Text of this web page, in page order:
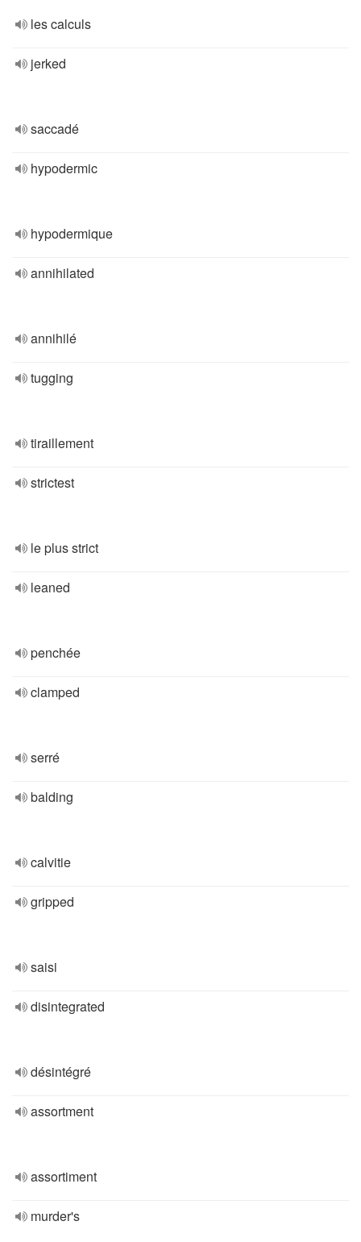
les calculs
jerked
saccadé
hypodermic
hypodermique
annihilated
annihilé
tugging
tiraillement
strictest
le plus strict
leaned
penchée
clamped
serré
balding
calvitie
gripped
saisi
disintegrated
désintégré
assortment
assortiment
murder's